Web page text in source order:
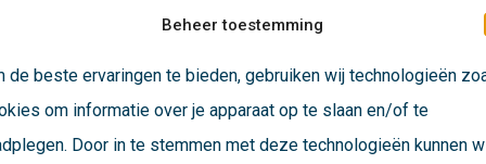
Beheer toestemming
de beste ervaringen te bieden, gebruiken wij technologieën
om informatie over je apparaat op te slaan en/of te
Door in te stemmen met deze technologieën kunnen
und Ressortinhaberin des Abfallausschusses Umwelt,
de Ruiter, Direktor der Stichting Apenheul, verlieh einem
lebhaften Ambiente stellten wir unter anderem unsere
Dynamics WMS und den neuen Waschwagen vor, der zu